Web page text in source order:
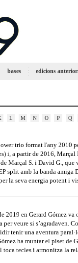
bases edicions
L M N O P Q
trio format l'any 2010
i, a partir de 2016,
Marçal S. i David G., que
split amb la banda amiga
la seva energia potent i
2019 en Gerard Gómez
per veure si s’agradaven.
tenir una aventura
ha muntar el piset de
toca tecles i armonitza la